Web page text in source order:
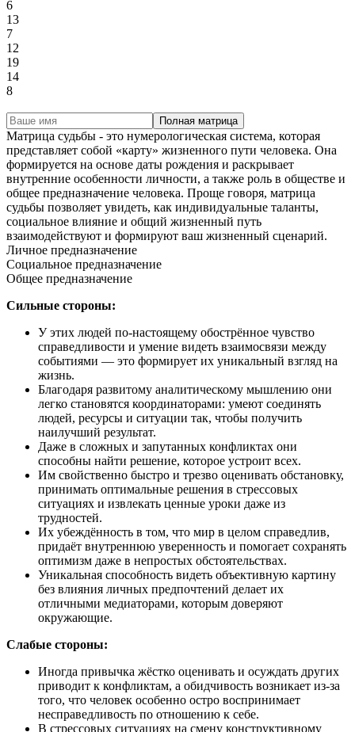
6
13
7
12
19
14
8
Полная матрица
Матрица судьбы - это нумерологическая система, которая
представляет собой «карту» жизненного пути человека. Она
формируется на основе даты рождения и раскрывает
внутренние особенности личности, а также роль в обществе и
общее предназначение человека. Проще говоря, матрица
судьбы позволяет увидеть, как индивидуальные таланты,
социальное влияние и общий жизненный путь
взаимодействуют и формируют ваш жизненный сценарий.
Личное предназначение
Социальное предназначение
Общее предназначение
Сильные стороны:
У этих людей по-настоящему обострённое чувство
справедливости и умение видеть взаимосвязи между
событиями — это формирует их уникальный взгляд на
жизнь.
Благодаря развитому аналитическому мышлению они
легко становятся координаторами: умеют соединять
людей, ресурсы и ситуации так, чтобы получить
наилучший результат.
Даже в сложных и запутанных конфликтах они
способны найти решение, которое устроит всех.
Им свойственно быстро и трезво оценивать обстановку,
принимать оптимальные решения в стрессовых
ситуациях и извлекать ценные уроки даже из
трудностей.
Их убеждённость в том, что мир в целом справедлив,
придаёт внутреннюю уверенность и помогает сохранять
оптимизм даже в непростых обстоятельствах.
Уникальная способность видеть объективную картину
без влияния личных предпочтений делает их
отличными медиаторами, которым доверяют
окружающие.
Слабые стороны:
Иногда привычка жёстко оценивать и осуждать других
приводит к конфликтам, а обидчивость возникает из-за
того, что человек особенно остро воспринимает
несправедливость по отношению к себе.
В стрессовых ситуациях на смену конструктивному